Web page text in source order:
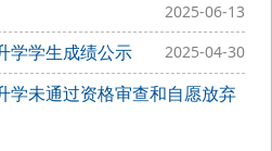
2025-06-13
学学生成绩公示 2025-04-30
学未通过资格审查和自愿放弃